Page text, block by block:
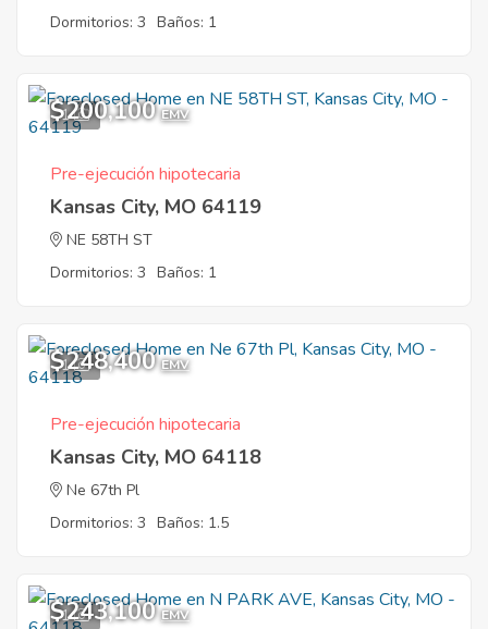
Dormitorios: 3 Baños: 1
1
$200,100 EMV
Pre-ejecución hipotecaria
Kansas City, MO 64119
NE 58TH ST
Dormitorios: 3 Baños: 1
1
$248,400 EMV
Pre-ejecución hipotecaria
Kansas City, MO 64118
Ne 67th Pl
Dormitorios: 3 Baños: 1.5
1
$243,100 EMV